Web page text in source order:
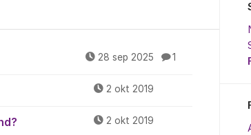
28 sep 2025 1
2 okt 2019
2 okt 2019